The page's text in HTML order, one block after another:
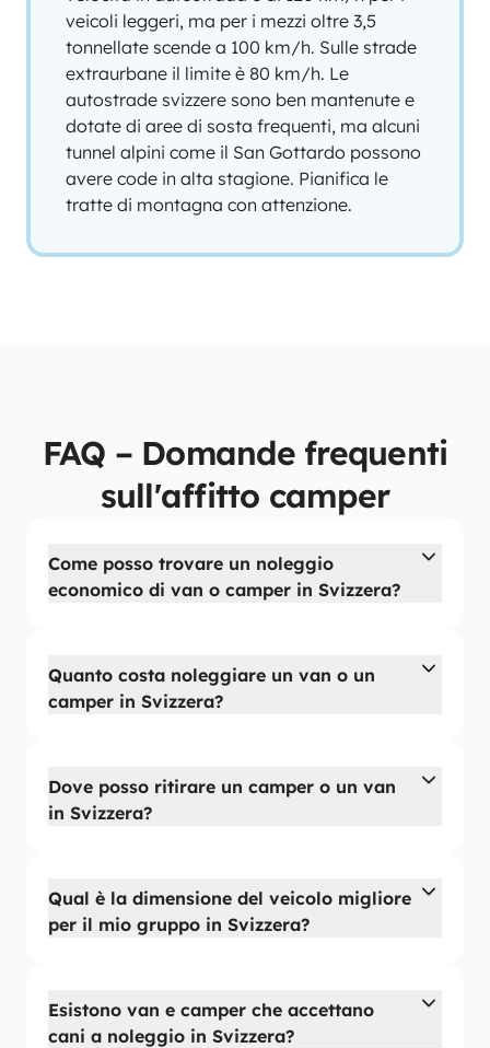
veicoli leggeri, ma per i mezzi oltre 3,5
tonnellate scende a 100 km/h. Sulle strade
extraurbane il limite è 80 km/h. Le
autostrade svizzere sono ben mantenute e
dotate di aree di sosta frequenti, ma alcuni
tunnel alpini come il San Gottardo possono
avere code in alta stagione. Pianifica le
tratte di montagna con attenzione.
FAQ – Domande frequenti
sull'affitto camper
Come posso trovare un noleggio
economico di van o camper in Svizzera?
Quanto costa noleggiare un van o un
camper in Svizzera?
Dove posso ritirare un camper o un van
in Svizzera?
Qual è la dimensione del veicolo migliore
per il mio gruppo in Svizzera?
Esistono van e camper che accettano
cani a noleggio in Svizzera?